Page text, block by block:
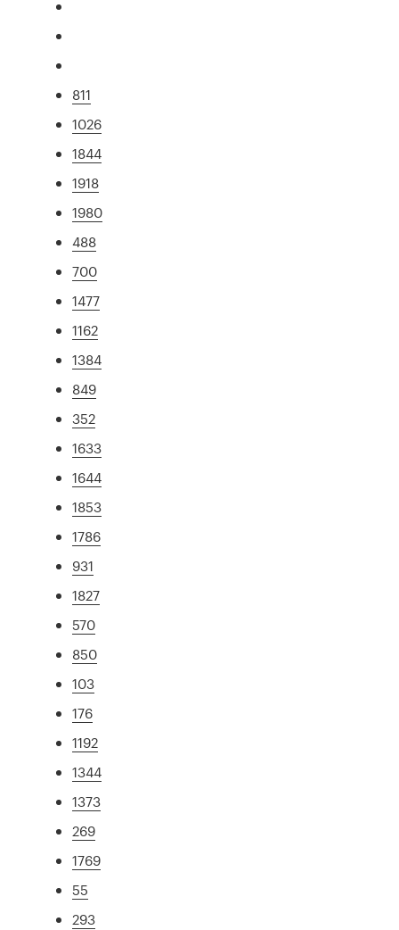
811
1026
1844
1918
1980
488
700
1477
1162
1384
849
352
1633
1644
1853
1786
931
1827
570
850
103
176
1192
1344
1373
269
1769
55
293